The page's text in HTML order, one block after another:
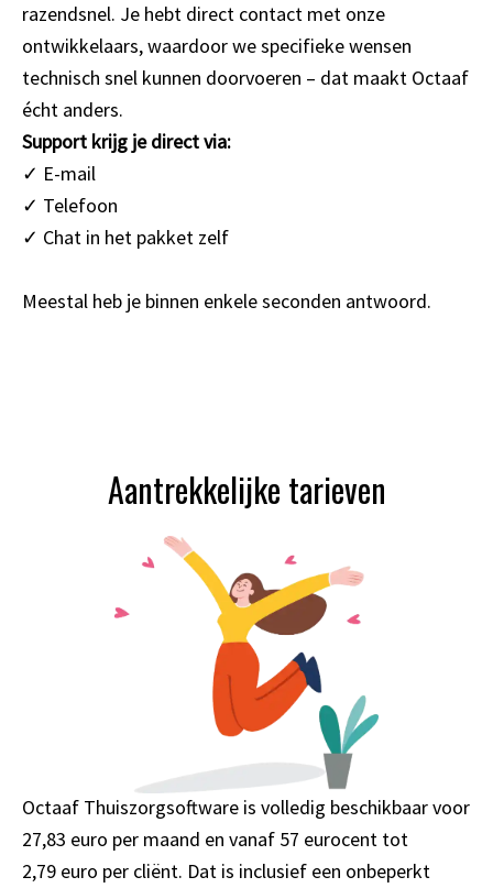
razendsnel. Je hebt direct contact met onze
ontwikkelaars, waardoor we specifieke wensen
technisch snel kunnen doorvoeren – dat maakt Octaaf
écht anders.
Support krijg je direct via:
✓ E-mail
✓ Telefoon
✓ Chat in het pakket zelf
Meestal heb je binnen enkele seconden antwoord.
Aantrekkelijke tarieven
Octaaf Thuiszorgsoftware is volledig beschikbaar voor
27,83 euro per maand en vanaf 57 eurocent tot
2,79 euro per cliënt. Dat is inclusief een onbeperkt